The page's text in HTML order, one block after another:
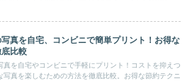
写真を自宅、コンビニで簡単プリント！お得な
比較
真を自宅やコンビニで手軽にプリント！コストを抑えつ
写真を楽しむための方法を徹底比較。お得な節約テクニ